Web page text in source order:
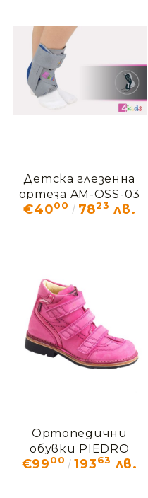
Детска глезенна
ортеза AM-OSS-03
€4000 7823 лв.
Ортопедични
обувки PIEDRO
розови
€9900 19363 лв.